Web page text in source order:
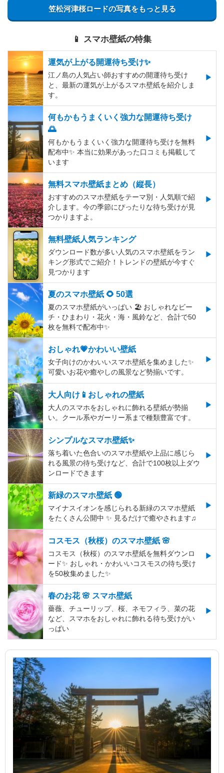
笠松河津桜ロードの写真をもっと見る
📱 スマホ壁紙の特集
運気が上がる開運待ち受け✨
江ノ島の人気占い師おすすめの開運待ち受け
と、最新の運気が上がるスマホ壁紙を紹介しま
す。
何もかもうまくいく強力な開運待ち受け
🌅
何もかもうまくいく強力な開運待ち受けを無料
配布中✨️ 本当に効果があった口コミも掲載して
います
無料スマホ壁紙まとめ（縦長）
おすすめのスマホ壁紙をテーマ別・人気順で紹
介します。今の季節にぴったりな待ち受けが見
つかりますよ。
無料壁紙人気ランキング
ダウンロード数が多い人気のスマホ壁紙をラン
キング形式でご紹介！トレンドの壁紙が今すぐ
見つかります
夏のスマホ壁紙 🌻 50選
夏のスマホ壁紙がいっぱい 🏖 おしゃれなビー
チ・ひまわり・花火・海・風鈴など、合計で50
枚を無料で配布中✨
おしゃれ💗かわいい壁紙
女子向けのかわいいスマホ壁紙を集めました✨
可愛いお花や癒やしの風景など勢揃いです。
大人向け📱おしゃれの壁紙
大人のスマホをおしゃれに飾れる壁紙が勢揃
い。クール系やガーリー系まで種類豊富です。
シンプルなスマホ壁紙✨
落ち着いた色合いのスマホ壁紙や上品に感じら
れる風景の待ち受けなど、合計で100枚以上ダウ
ンロードできます
新緑のスマホ壁紙 🟢
マイナスイオンを感じられる新緑のスマホ壁紙
をたくさん公開中 ✨ 見るだけで癒やされます♫
コスモス（秋桜）のスマホ壁紙 🌸
コスモス（秋桜）のスマホ壁紙を無料ダウンロ
ード✨️ おしゃれ・かわいいコスモスの待ち受け
を50枚集めました✨️
春のお花 🌸 スマホ壁紙
薔薇、チューリップ、桜、ネモフィラ、菜の花
など、スマホをおしゃれに飾れる待ち受けがい
っぱい